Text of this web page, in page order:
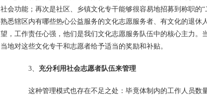
社会功能；再次是社区、乡镇文化专干能够很容易地招募到称职的
熟悉辖区内有哪些热心公益服务的文化志愿服务者、有文化的退休
望，工作责任心强，他们是我们文化志愿服务队伍中的核心主力。
当地对这些文化专干和志愿者给予适当的奖励和补贴。
3、 充分利用社会志愿者队伍来管理
这种管理模式也存在不足之处：毕竟体制内的工作人员数